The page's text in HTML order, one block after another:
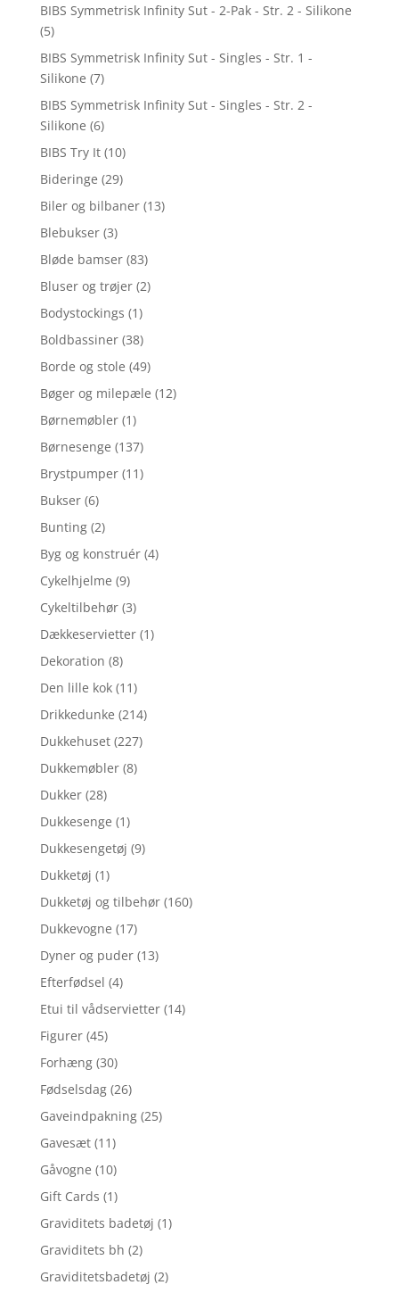
BIBS Symmetrisk Infinity Sut - 2-Pak - Str. 2 - Silikone
(5)
BIBS Symmetrisk Infinity Sut - Singles - Str. 1 -
Silikone (7)
BIBS Symmetrisk Infinity Sut - Singles - Str. 2 -
Silikone (6)
BIBS Try It (10)
Bideringe (29)
Biler og bilbaner (13)
Blebukser (3)
Bløde bamser (83)
Bluser og trøjer (2)
Bodystockings (1)
Boldbassiner (38)
Borde og stole (49)
Bøger og milepæle (12)
Børnemøbler (1)
Børnesenge (137)
Brystpumper (11)
Bukser (6)
Bunting (2)
Byg og konstruér (4)
Cykelhjelme (9)
Cykeltilbehør (3)
Dækkeservietter (1)
Dekoration (8)
Den lille kok (11)
Drikkedunke (214)
Dukkehuset (227)
Dukkemøbler (8)
Dukker (28)
Dukkesenge (1)
Dukkesengetøj (9)
Dukketøj (1)
Dukketøj og tilbehør (160)
Dukkevogne (17)
Dyner og puder (13)
Efterfødsel (4)
Etui til vådservietter (14)
Figurer (45)
Forhæng (30)
Fødselsdag (26)
Gaveindpakning (25)
Gavesæt (11)
Gåvogne (10)
Gift Cards (1)
Graviditets badetøj (1)
Graviditets bh (2)
Graviditetsbadetøj (2)